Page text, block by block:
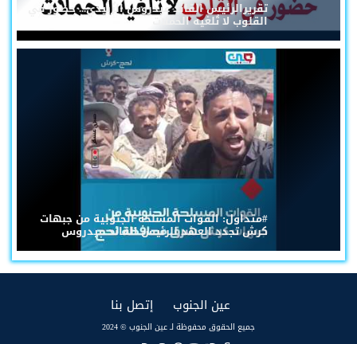
تقريرالرئيس القائد عيدروس الزُبيدي... حضورٌ في
القلوب لا تُلغيه الحملات
#متداول: القوات المسلحة الجنوبية من جبهات
كرش تجدد العهد للرئيس القائد عيدروس
عين الجنوب إتصل بنا
جميع الحقوق محفوظة لـ عين الجنوب © 2024